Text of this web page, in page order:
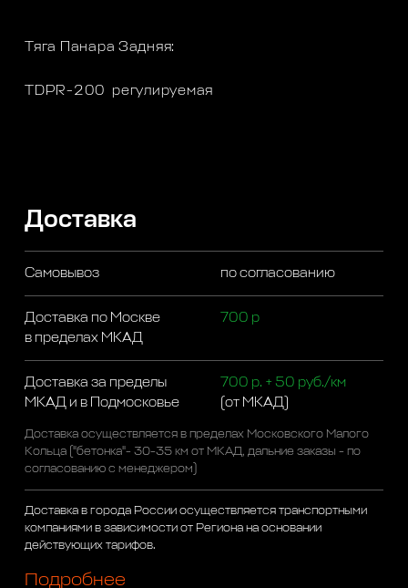
Тяга Панара Задняя:
TDPR-200 регулируемая
Доставка
Самовывоз по согласованию
Доставка по Москве
в пределах МКАД
700 р
Доставка за пределы
МКАД и в Подмосковье
700 р. + 50 руб./км
(от МКАД)
Доставка осуществляется в пределах Московского Малого
Кольца ("бетонка"- 30-35 км от МКАД, дальние заказы - по
согласованию с менеджером)
Доставка в города России осуществляется транспортными
компаниями в зависимости от Региона на основании
действующих тарифов.
Подробнее